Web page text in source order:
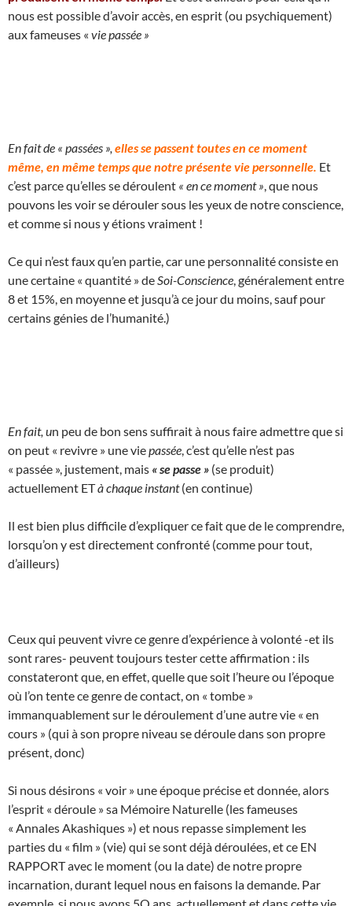
nous est possible d’avoir accès, en esprit (ou psychiquement)
aux fameuses « vie passée »
En fait de « passées », elles se passent toutes en ce moment
même, en même temps que notre présente vie personnelle. Et
c’est parce qu’elles se déroulent « en ce moment » , que nous
pouvons les voir se dérouler sous les yeux de notre conscience,
et comme si nous y étions vraiment !
Ce qui n’est faux qu’en partie, car une personnalité consiste en
une certaine « quantité » de Soi-Conscience , généralement entre
8 et 15%, en moyenne et jusqu’à ce jour du moins, sauf pour
certains génies de l’humanité.)
En fait, un peu de bon sens suffirait à nous faire admettre que si
on peut « revivre » une viepassée , c’est qu’elle n’est pas
« passée », justement, mais « se passe » (se produit)
actuellement ETà chaque instant(en continue)
Il est bien plus difficile d’expliquer ce fait que de le comprendre,
lorsqu’on y est directement confronté (comme pour tout,
d’ailleurs)
Ceux qui peuvent vivre ce genre d’expérience à volonté -et ils
sont rares- peuvent toujours tester cette affirmation : ils
constateront que, en effet, quelle que soit l’heure ou l’époque
où l’on tente ce genre de contact, on « tombe »
immanquablement sur le déroulement d’une autre vie « en
cours » (qui à son propre niveau se déroule dans son propre
présent, donc)
Si nous désirons « voir » une époque précise et donnée, alors
l’esprit « déroule » sa Mémoire Naturelle (les fameuses
« Annales Akashiques ») et nous repasse simplement les
parties du « film » (vie) qui se sont déjà déroulées, et ce EN
RAPPORT avec le moment (ou la date) de notre propre
incarnation, durant lequel nous en faisons la demande. Par
exemple, si nous avons 5O ans, actuellement et dans cette vie,